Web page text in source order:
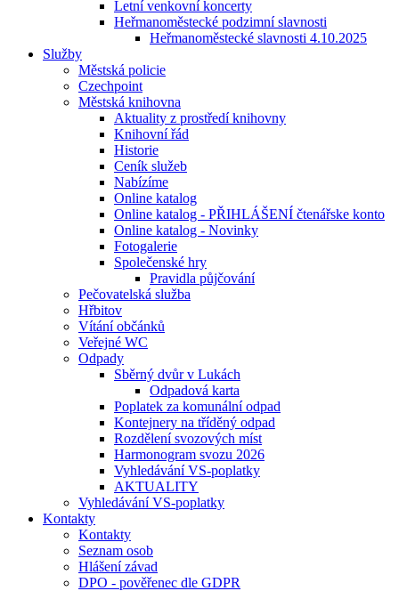
Letní venkovní koncerty
Heřmanoměstecké podzimní slavnosti
Heřmanoměstecké slavnosti 4.10.2025
Služby
Městská policie
Czechpoint
Městská knihovna
Aktuality z prostředí knihovny
Knihovní řád
Historie
Ceník služeb
Nabízíme
Online katalog
Online katalog - PŘIHLÁŠENÍ čtenářske konto
Online katalog - Novinky
Fotogalerie
Společenské hry
Pravidla půjčování
Pečovatelská služba
Hřbitov
Vítání občánků
Veřejné WC
Odpady
Sběrný dvůr v Lukách
Odpadová karta
Poplatek za komunální odpad
Kontejnery na tříděný odpad
Rozdělení svozových míst
Harmonogram svozu 2026
Vyhledávání VS-poplatky
AKTUALITY
Vyhledávání VS-poplatky
Kontakty
Kontakty
Seznam osob
Hlášení závad
DPO - pověřenec dle GDPR